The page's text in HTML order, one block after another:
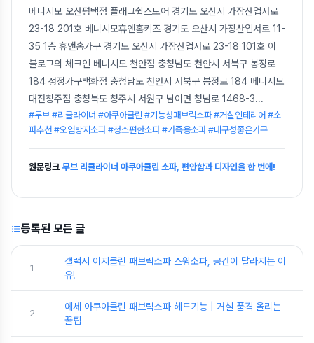
베니시모 오산평택점 플래그쉽스토어 경기도 오산시 가장산업서로
23-18 201호 베니시모휴앤홈키즈 경기도 오산시 가장산업서로 11-
35 1층 휴앤홈가구 경기도 오산시 가장산업서로 23-18 101호 이
블로그의 체크인 베니시모 천안점 충청남도 천안시 서북구 봉정로
184 성정가구백화점 충청남도 천안시 서북구 봉정로 184 베니시모
대전청주점 충청북도 청주시 서원구 남이면 청남로 1468-3...
#무브 #리클라이너 #아쿠아클린 #기능성패브릭소파 #거실인테리어 #소
파추천 #오염방지소파 #청소편한소파 #가족용소파 #내구성좋은가구
원문링크 무브 리클라이너 아쿠아클린 소파, 편안함과 디자인을 한 번에!
등록된 모든 글
1
갤럭시 이지클린 패브릭소파 스윙소파, 공간이 달라지는 이
유!
2
에세 아쿠아클린 패브릭소파 헤드기능 | 거실 품격 올리는
꿀팁